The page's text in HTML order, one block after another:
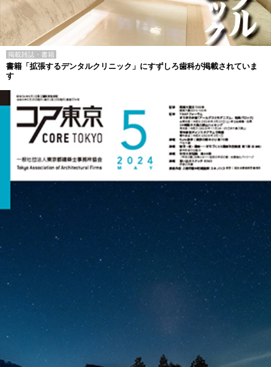
掲載雑誌・書籍
書籍「拡張するデンタルクリニック」にすずしろ歯科が掲載されていま
す